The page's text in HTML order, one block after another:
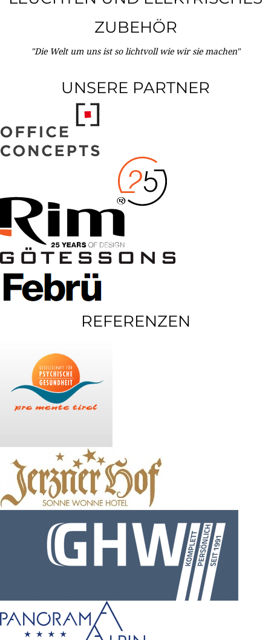
ZUBEHÖR
"Die Welt um uns ist so lichtvoll wie wir sie machen"
UNSERE PARTNER
REFERENZEN